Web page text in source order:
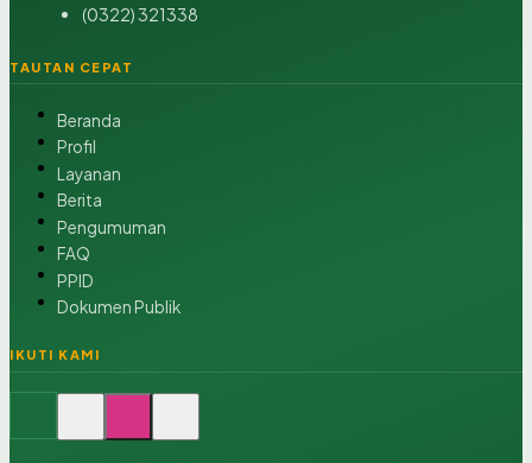
(0322) 321338
TAUTAN CEPAT
Beranda
Profil
Layanan
Berita
Pengumuman
FAQ
PPID
Dokumen Publik
IKUTI KAMI